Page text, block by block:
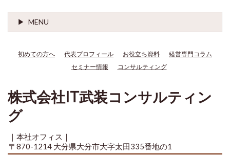
MENU
初めての方へ 代表プロフィール お役立ち資料
経営専門コラム
セミナー情報
コンサルティング
株式会社IT武装コンサルティン
グ
｜本社オフィス｜
〒870-1214 大分県大分市大字太田335番地の1